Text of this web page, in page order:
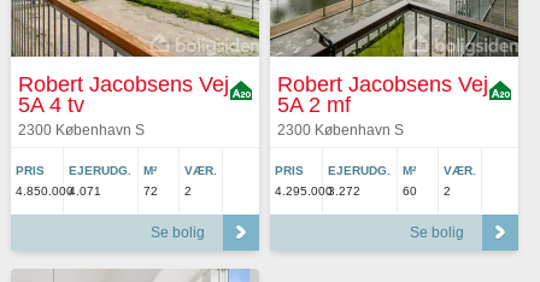
Robert Jacobsens Vej
5A 4 tv
2300 København S
PRIS
4.850.000
EJERUDG.
4.071
M²
72
VÆR.
2
Se bolig
Robert Jacobsens Vej
5A 2 mf
2300 København S
PRIS
4.295.000
EJERUDG.
3.272
M²
60
VÆR.
2
Se bolig